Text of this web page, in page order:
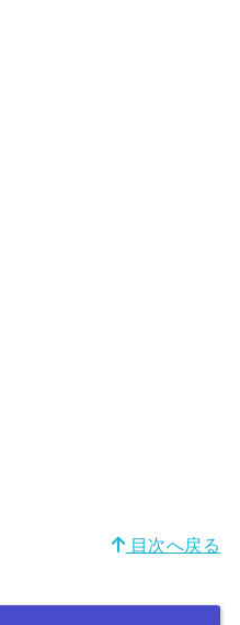
目次へ戻る